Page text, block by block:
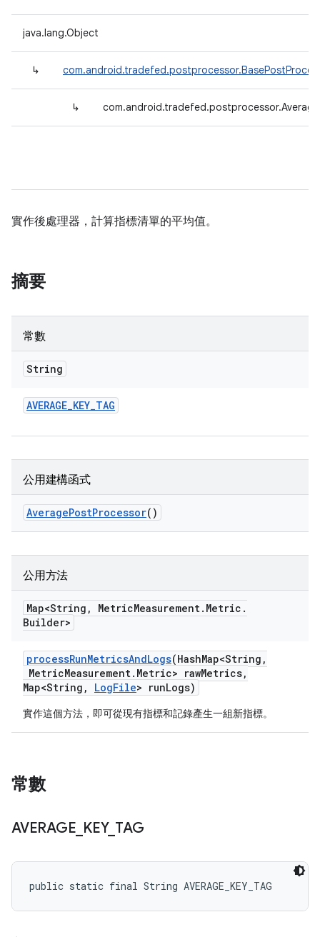
java.lang.Object
↳
↳
實作後處理器，計算指標清單的平均值。
摘要
常數
String
AVERAGE_KEY_TAG
公用建構函式
AveragePostProcessor()
公用方法
Map<String , MetricMeasurement. Metric .
Builder>
processRunMetricsAndLogs(HashMap<String ,
MetricMeasurement. Metric> rawMetrics,
Map<String , LogFile> runLogs)
實作這個方法，即可從現有指標和記錄產生一組新指標。
常數
AVERAGE KEY_ TAG
public static final String AVERAGE_KEY_TAG